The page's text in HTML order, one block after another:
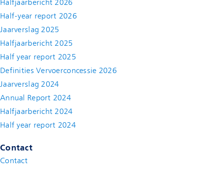
Halfjaarbericht 2026
Half-year report 2026
Jaarverslag 2025
Halfjaarbericht 2025
Half year report 2025
Definities Vervoerconcessie 2026
Jaarverslag 2024
Annual Report 2024
Halfjaarbericht 2024
Half year report 2024(new window)
Contact
Contact